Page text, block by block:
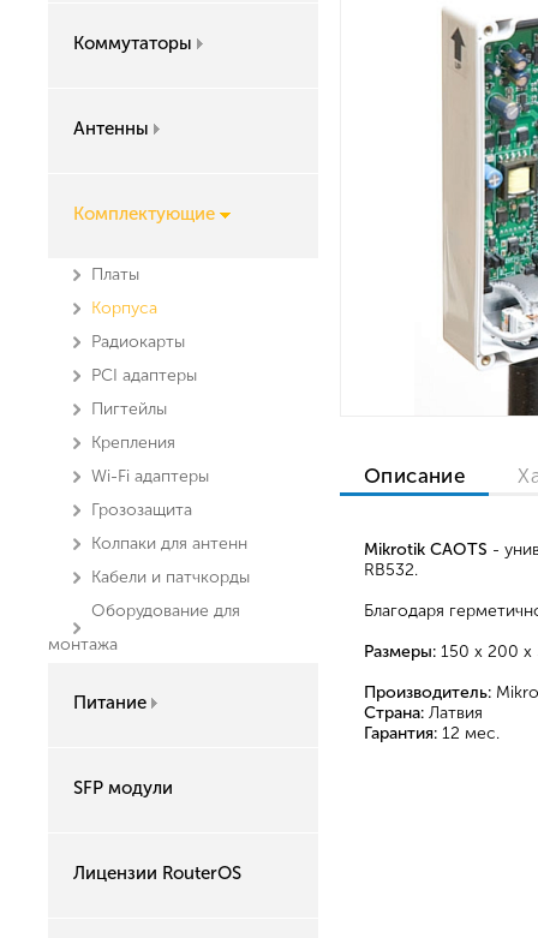
Коммутаторы
Антенны
Комплектующие
Платы
Корпуса
Радиокарты
PCI адаптеры
Пигтейлы
Крепления
Wi-Fi адаптеры
Грозозащита
Колпаки для антенн
Кабели и патчкорды
Оборудование для
монтажа
Питание
SFP модули
Лицензии RouterOS
Описание
Mikrotik CAOTS -
RB532.
Благодаря
Размеры: 150 x 200 x
Производитель:
Страна: Латвия
Гарантия: 12 мес.